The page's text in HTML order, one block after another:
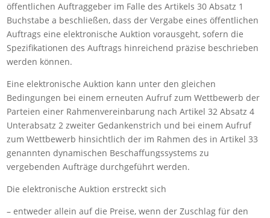
öffentlichen Auftraggeber im Falle des Artikels 30 Absatz 1
Buchstabe a beschließen, dass der Vergabe eines öffentlichen
Auftrags eine elektronische Auktion vorausgeht, sofern die
Spezifikationen des Auftrags hinreichend präzise beschrieben
werden können.
Eine elektronische Auktion kann unter den gleichen
Bedingungen bei einem erneuten Aufruf zum Wettbewerb der
Parteien einer Rahmenvereinbarung nach Artikel 32 Absatz 4
Unterabsatz 2 zweiter Gedankenstrich und bei einem Aufruf
zum Wettbewerb hinsichtlich der im Rahmen des in Artikel 33
genannten dynamischen Beschaffungssystems zu
vergebenden Aufträge durchgeführt werden.
Die elektronische Auktion erstreckt sich
– entweder allein auf die Preise, wenn der Zuschlag für den